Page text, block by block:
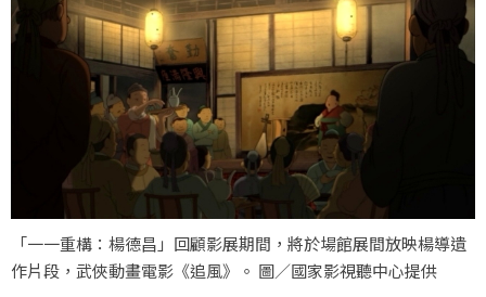
「一一重構：楊德昌」回顧影展期間，將於場館展間放映楊導遺
作片段，武俠動畫電影《追風》。 圖／國家影視聽中心提供